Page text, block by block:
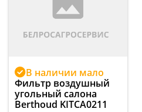
В наличии мало
Фильтр воздушный
угольный салона
Berthoud KITCA0211